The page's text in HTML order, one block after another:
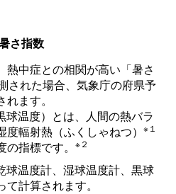
さ指数
中症との相関が高い「暑さ
された場合、気象庁の府県予
ます。
球温度）とは、人間の熱バラ
輻射熱（ふくしゃねつ） ※１
指標です。 ※２
温度計、湿球温度計、黒球
計算されます。